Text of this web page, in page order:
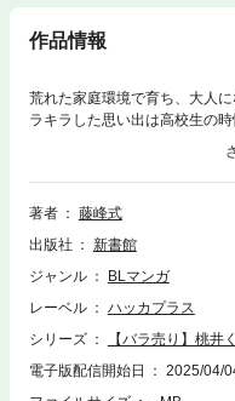
作品情報
荒れた家庭環境で育ち、大人
ラキラした思い出は高校生の
る日、知人からA V出演に誘わ
著者
藤峰式
出版社
新書館
ジャンル
BLマンガ
レーベル
ハッカプラス
シリーズ
【バラ売り】桃井
電子版配信開始日
2025/04/